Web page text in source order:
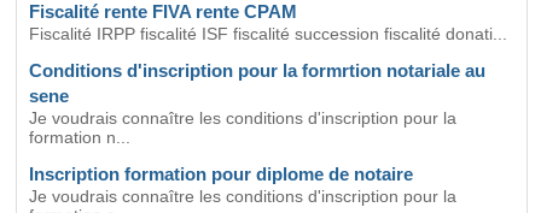
Fiscalité rente FIVA rente CPAM
Fiscalité IRPP fiscalité ISF fiscalité succession fiscalité donati...
Conditions d'inscription pour la formrtion notariale au
sene
Je voudrais connaître les conditions d'inscription pour la
formation n...
Inscription formation pour diplome de notaire
Je voudrais connaître les conditions d'inscription pour la